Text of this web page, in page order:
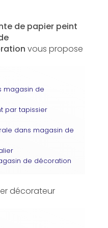
de papier peint
vous propose
magasin de
par tapissier
dans magasin de
de décoration
décorateur